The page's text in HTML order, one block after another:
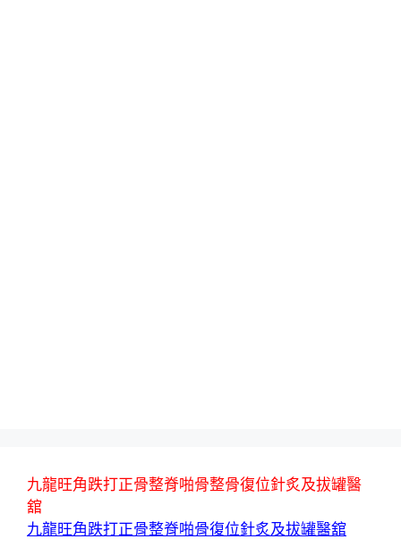
九龍旺角跌打正骨整脊啪骨整骨復位針炙及拔罐醫
舘
九龍旺角跌打正骨整脊啪骨復位針炙及拔罐醫舘